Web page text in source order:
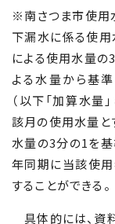
※南さつま市使用
下漏水に係る使
による使用水量の
よる水量から基
（以下「加算水量
該月の使用水量と
水量の3分の1を基
年同期に当該使
することができる。
具体的には、資料